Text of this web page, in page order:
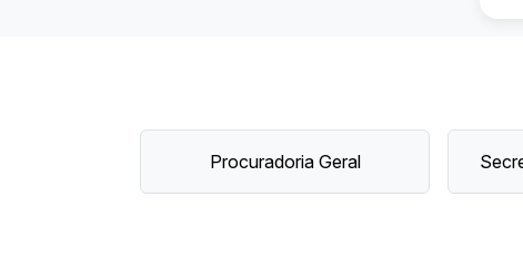
Procuradoria Geral